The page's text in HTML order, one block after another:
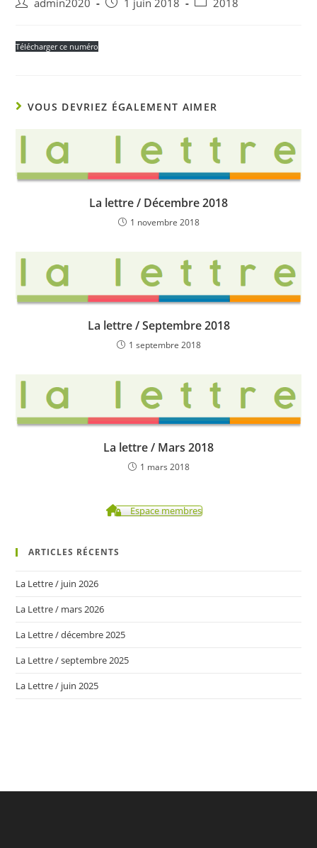
publication :
admin2020 1 juin 2018 2018
Télécharger ce numéro
VOUS DEVRIEZ ÉGALEMENT AIMER
La lettre / Décembre 2018
1 novembre 2018
La lettre / Septembre 2018
1 septembre 2018
La lettre / Mars 2018
1 mars 2018
Espace membres
ARTICLES RÉCENTS
La Lettre / juin 2026
La Lettre / mars 2026
La Lettre / décembre 2025
La Lettre / septembre 2025
La Lettre / juin 2025